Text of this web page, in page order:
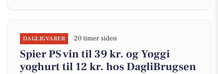
DAGLIGVARER 20 timer siden
Spier PS vin til 39 kr. og Yoggi
yoghurt til 12 kr. hos DagliBrugsen